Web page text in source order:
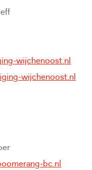
wijchenoost.nl
wijchenoost.nl
website)
bc.nl